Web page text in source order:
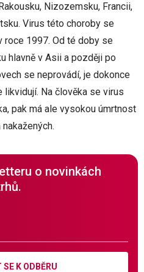
Nizozemsku, Francii,
Virus této choroby se
roce 1997. Od té doby se
hlavně v Asii a později po
se neprovádí, je dokonce
likvidují. Na člověka se virus
pak má ale vysokou úmrtnost
o novinkách
K ODBĚRU